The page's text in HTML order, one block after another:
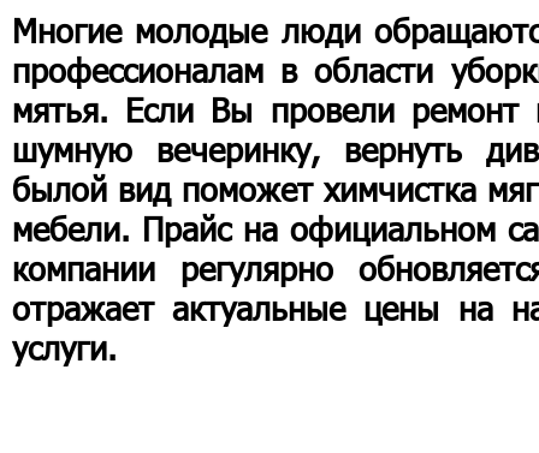
Многие молодые люди
профессионалам в области
мятья. Если Вы провели ремонт
шумную вечеринку, вернуть
былой вид поможет химчистка
мебели. Прайс на официальном
компании регулярно
отражает актуальные цены на
услуги.